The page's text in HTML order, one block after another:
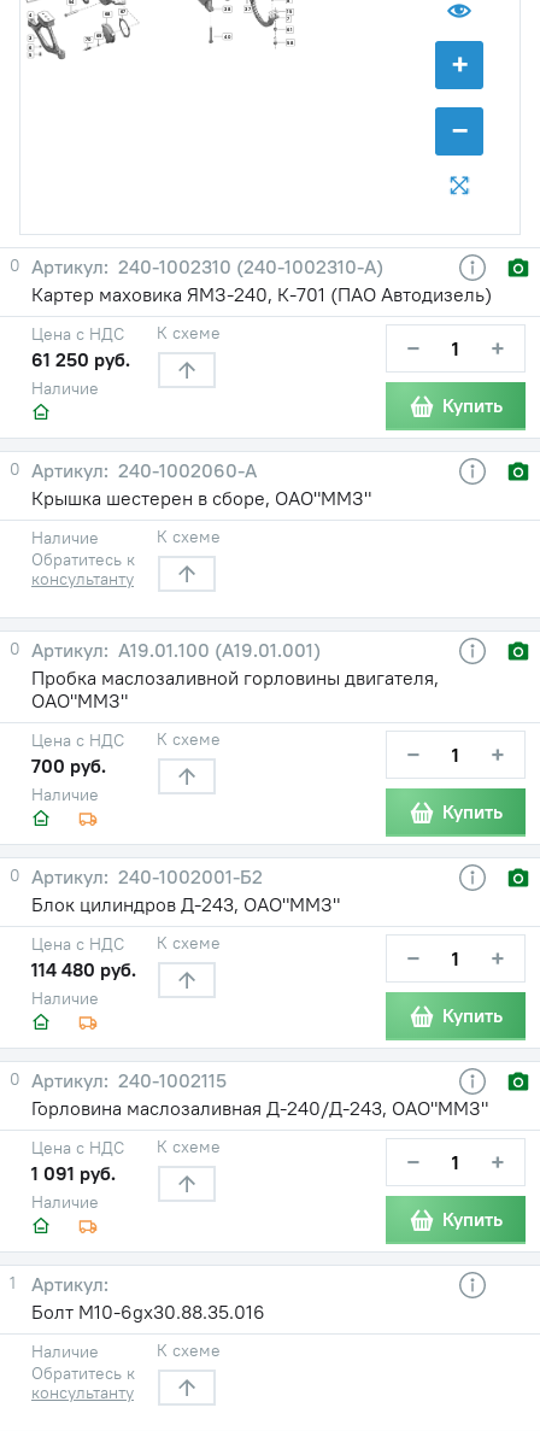
+
−
3
4
5
6
7
15
37
38
40
54
58
61
67
68
69
70
0
240-1002310 (240-1002310-А)
Картер маховика ЯМЗ-240, К-701 (ПАО Автодизель)
Наличие
Цена с НДС
61 250 руб.
К схеме − +
Купить
0
240-1002060-А
Крышка шестерен в сборе, ОАО"ММЗ"
Наличие
Обратитесь к
консультанту
К схеме
0
А19.01.100 (А19.01.001)
Пробка маслозаливной горловины двигателя,
ОАО"ММЗ"
Наличие
Цена с НДС
700 руб.
К схеме − +
Купить
0
240-1002001-Б2
Блок цилиндров Д-243, ОАО"ММЗ"
Наличие
Цена с НДС
114 480 руб.
К схеме − +
Купить
0
240-1002115
Горловина маслозаливная Д-240/Д-243, ОАО"ММЗ"
Наличие
Цена с НДС
1 091 руб.
К схеме − +
Купить
1
Болт М10-6gx30.88.35.016
Наличие
Обратитесь к
консультанту
К схеме